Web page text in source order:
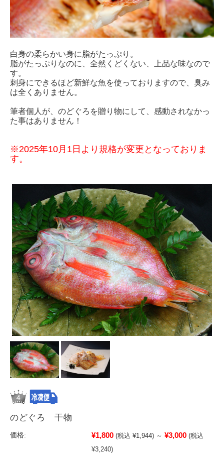
白身の柔らかい身に脂がたっぷり。
脂がたっぷりなのに、全然くどくない、上品な味なので
す。
刺身にできるほど新鮮な魚を使っておりますので、臭み
は全くありません。
筆者個人が、のどぐろを贈り物にして、感動されなかっ
た事はありません！
※2025年10月1日より規格が変更となっておりま
す。
のどぐろ 干物
価格: ¥1,800 (税込 ¥1,944) ～ ¥3,000 (税込
¥3,240)